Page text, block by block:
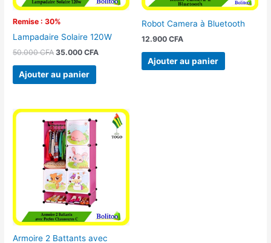
Remise : 30%
Lampadaire Solaire 120W
50.000CFA 35.000CFA
Ajouter au panier
Robot Camera à Bluetooth
12.900 CFA
Ajouter au panier
Armoire 2 Battants avec